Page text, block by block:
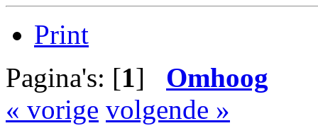
Print
Pagina's: [1] Omhoog
« vorige volgende »